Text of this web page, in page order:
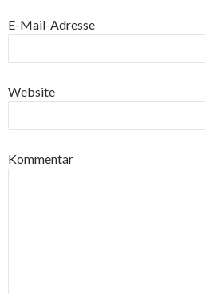
E-Mail-Adresse
Website
Kommentar